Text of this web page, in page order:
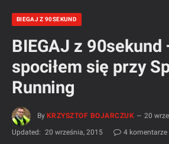
BIEGAJ Z 90SEKUND
BIEGAJ z 90sekund
spociłem się przy
Running
By KRZYSZTOF BOJARCZUK
20
Updated: 20 września, 2015 4 komentarze